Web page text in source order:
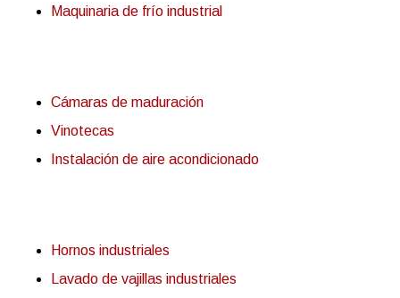
Maquinaria de frío industrial
Cámaras de maduración
Vinotecas
Instalación de aire acondicionado
Hornos industriales
Lavado de vajillas industriales